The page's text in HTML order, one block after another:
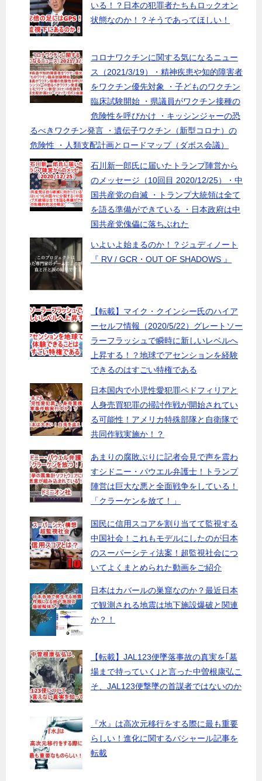
いる！？日本の犯罪者たちもロックオン
状態なのか！？そうであってほしい！
コロナワクチンに関する気になるニュー
ス（2021/3/19）・精神疾患や知的障害者
をワクチン優先対象 ・子どものワクチン
臨床試験開始 ・県議員がワクチン接種の
危険性を呼びかけ ・キッシンジャーの恐
るべきワクチン発言 ・遺伝子ワクチン（新型コロナ）の
危険性 ・人類支配計画とロードマップ（ダボス会議）
石川新一郎氏に届いたトランプ陣営から
のメッセージ（10回目 2020/12/25）・中
国共産党の自滅 ・トランプ大統領は全て
を語る準備ができている ・日本政府は中
国共産党傀儡に落ちぶれた
いよいよ始まるのか！？ジュディノート
『 RV / GCR・OUT OF SHADOWS 』
【転載】マイク・クインシー氏のハイア
ーセルフ情報（2020/5/22）グレートソー
ラーフラッシュで瞬時に新しいレベルへ
上昇する！？地球でアセンションを経験
できるのはすごい特権である
日本国内で小児性愛犯罪ペドフィリアと
人身売買犯罪の掃討作戦が開始されてい
る可能性！アメリカ特殊部隊と自衛隊で
共同作戦実施か！？
あまりの腐敗ぶりに記者会見で声を震わ
すシドニー・パウエル弁護士！トランプ
陣営は巨大な悪と全面戦争をしている！
「クラーケンを放て！」
国民に信用スコアを割り当てて監視する
中国社会！これもモデルにしたのが日本
のスーパーシティ法案！超監視社会につ
いてよくまとめられた動画をご紹介
日本はカバールの巣窟なのか？最近日本
で観測される地震は地下施設爆破と関連
か？！
【転載】JAL123便墜落事故の真実を｢墓
場まで持っていく｣と言った中曽根康弘こ
そ、JAL123便撃墜の首謀者ではないのか
『水』は高次元移行をする際に最も重要
らしい！進化に関するバシャール記事を
転載